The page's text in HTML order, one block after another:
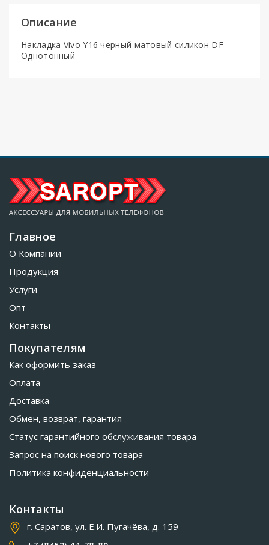
Описание
Накладка Vivo Y16 черный матовый силикон DF
Однотонный
Главное
О Компании
Продукция
Услуги
Опт
Контакты
Покупателям
Как оформить заказ
Оплата
Доставка
Обмен, возврат, гарантия
Статус гарантийного обслуживания товара
Запрос на поиск нового товара
Политика конфиденциальности
Контакты
г. Саратов, ул. Е.И. Пугачёва, д. 159